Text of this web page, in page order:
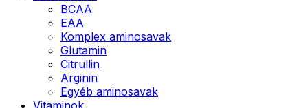
BCAA
EAA
Komplex aminosavak
Glutamin
Citrullin
Arginin
Egyéb aminosavak
Vitaminok